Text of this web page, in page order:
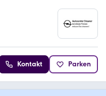
Kontakt Parken